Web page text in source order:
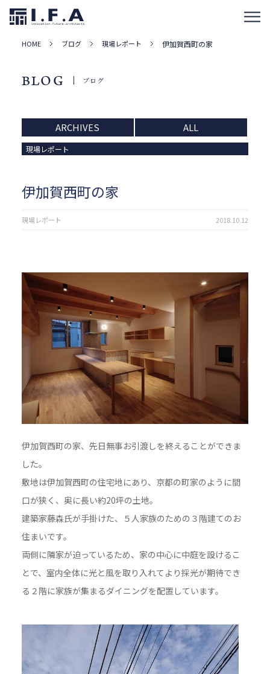
HOME ブログ 現場レポート 伊加賀西町の家
BLOG ブログ
ARCHIVES ALL
現場レポート
伊加賀西町の家
現場レポート 2018.10.12
伊加賀西町の家、先日無事お引渡しを終えることができま
した。
敷地は伊加賀西町の住宅地にあり、京都の町家のように間
口が狭く、奥に長い約20坪の土地。
建築家藤森氏が手掛けた、５人家族のための３階建てのお
住まいです。
両側に隣家が迫っているため、家の中心に中庭を設けるこ
とで、室内全体に光と風を取り入れてより採光が期待でき
る２階に家族が集まるダイニングを配置しています。